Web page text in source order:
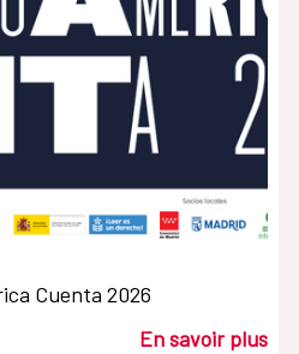
Cuenta 2026
En savoir plus